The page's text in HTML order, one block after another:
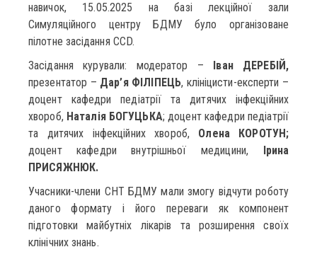
навичок, 15.05.2025 на базі лекційної зали
Симуляційного центру БДМУ було організоване
пілотне засідання CCD.
Засідання курували: модератор – Іван ДЕРЕБІЙ,
презентатор – Дар’я ФІЛІПЕЦЬ, клініцисти-експерти –
доцент кафедри педіатрії та дитячих інфекційних
хвороб, Наталія БОГУЦЬКА; доцент кафедри педіатрії
та дитячих інфекційних хвороб, Олена КОРОТУН;
доцент кафедри внутрішньої медицини, Ірина
ПРИСЯЖНЮК.
Учасники-члени СНТ БДМУ мали змогу відчути роботу
даного формату і його переваги як компонент
підготовки майбутніх лікарів та розширення своїх
клінічних знань.